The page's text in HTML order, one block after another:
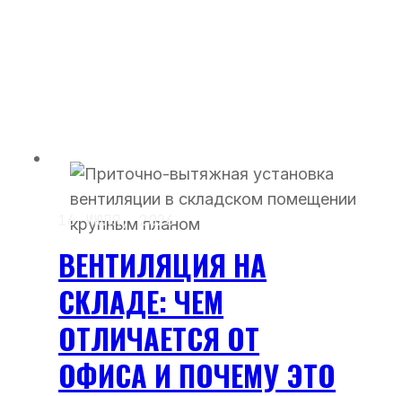
16 ИЮЛЯ, 2026
ВЕНТИЛЯЦИЯ НА
СКЛАДЕ: ЧЕМ
ОТЛИЧАЕТСЯ ОТ
ОФИСА И ПОЧЕМУ ЭТО